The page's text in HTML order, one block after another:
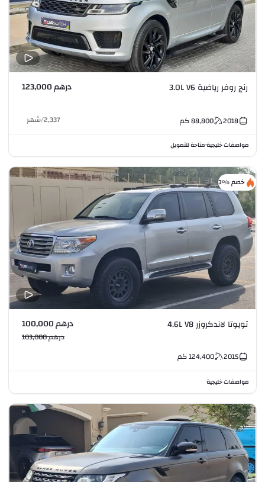
رنج روفر رياضية 3.0L V6 درهم 123,000
2018
88,800كم 2,337
/شهر
مواصفات خليجية•متاحة للتمويل
خصم %3
تويوتا لاندكروزر 4.6L V8 درهم 100,000
درهم 103,000
2015
124,400كم
مواصفات خليجية